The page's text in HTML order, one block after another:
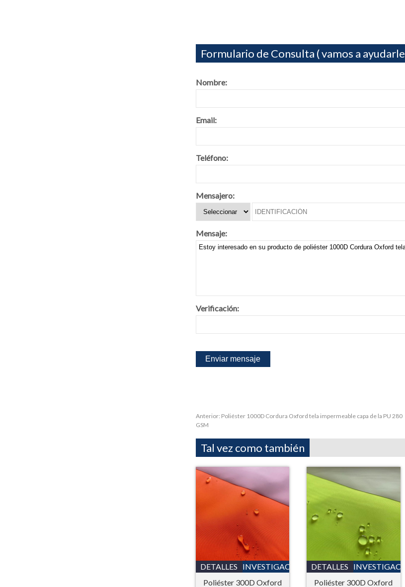
Formulario de Consulta ( vamos a
Nombre:
Email:
Teléfono:
Mensajero:
Mensaje:
Verificación:
Anterior: Poliéster 1000D Cordura Oxford tela impermeable capa de la PU 280
GSM
Tal vez como también
DETALLES
INVESTIGACIÓN
Poliéster 300D Oxford
DETALLES
Poliéster 300D Oxford